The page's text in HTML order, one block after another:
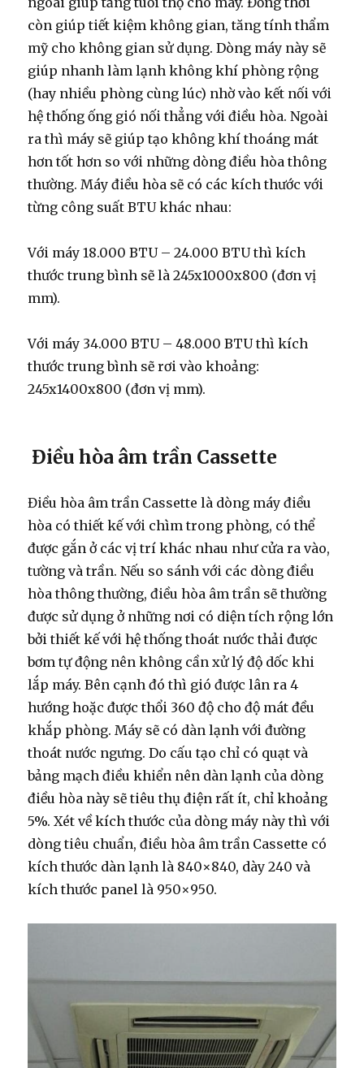
còn giúp tiết kiệm không gian, tăng tính thẩm
mỹ cho không gian sử dụng. Dòng máy này sẽ
giúp nhanh làm lạnh không khí phòng rộng
(hay nhiều phòng cùng lúc) nhờ vào kết nối với
hệ thống ống gió nối thẳng với điều hòa. Ngoài
ra thì máy sẽ giúp tạo không khí thoáng mát
hơn tốt hơn so với những dòng điều hòa thông
thường. Máy điều hòa sẽ có các kích thước với
từng công suất BTU khác nhau:
Với máy 18.000 BTU – 24.000 BTU thì kích
thước trung bình sẽ là 245x1000x800 (đơn vị
mm).
Với máy 34.000 BTU – 48.000 BTU thì kích
thước trung bình sẽ rơi vào khoảng:
245x1400x800 (đơn vị mm).
Điều hòa âm trần Cassette
Điều hòa âm trần Cassette là dòng máy điều
hòa có thiết kế với chìm trong phòng, có thể
được gắn ở các vị trí khác nhau như cửa ra vào,
tường và trần. Nếu so sánh với các dòng điều
hòa thông thường, điều hòa âm trần sẽ thường
được sử dụng ở những nơi có diện tích rộng lớn
bởi thiết kế với hệ thống thoát nước thải được
bơm tự động nên không cần xử lý độ dốc khi
lắp máy. Bên cạnh đó thì gió được lân ra 4
hướng hoặc được thổi 360 độ cho độ mát đều
khắp phòng. Máy sẽ có dàn lạnh với đường
thoát nước ngưng. Do cấu tạo chỉ có quạt và
bảng mạch điều khiển nên dàn lạnh của dòng
điều hòa này sẽ tiêu thụ điện rất ít, chỉ khoảng
5%. Xét về kích thước của dòng máy này thì với
dòng tiêu chuẩn, điều hòa âm trần Cassette có
kích thước dàn lạnh là 840×840, dày 240 và
kích thước panel là 950×950.